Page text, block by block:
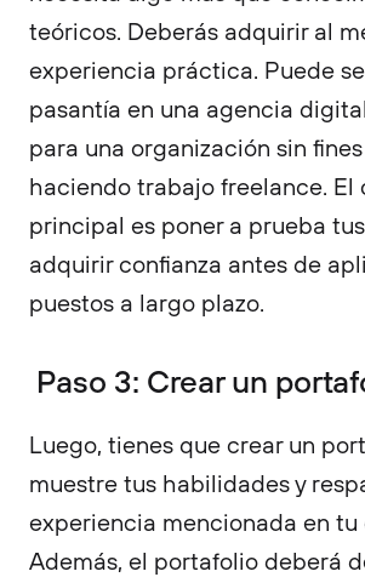
teóricos. Deberás adquirir al
experiencia práctica. Puede
pasantía en una agencia
para una organización sin
haciendo trabajo freelance. El
principal es poner a prueba
adquirir confianza antes de
puestos a largo plazo.
Paso 3: Crear un
Luego, tienes que crear un
muestre tus habilidades y
experiencia mencionada en tu
Además, el portafolio deberá